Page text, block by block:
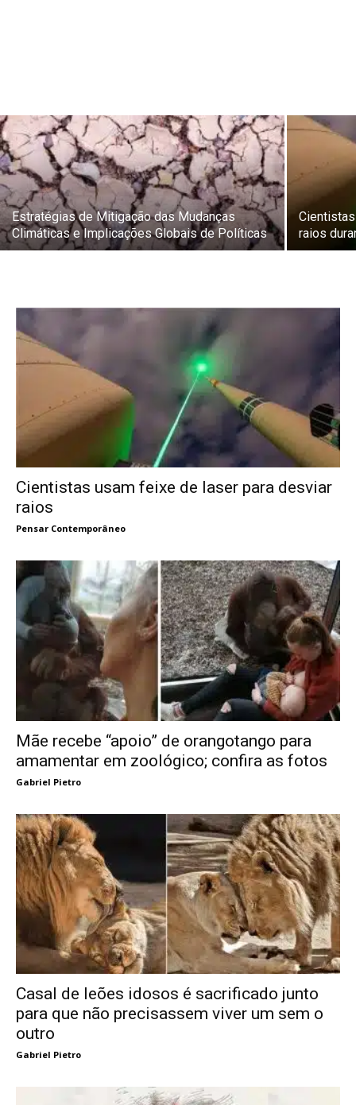
Estratégias de Mitigação das Mudanças
Climáticas e Implicações Globais de Políticas
raios
Cientistas usam feixe de laser para desviar
raios
Pensar Contemporâneo
Mãe recebe “apoio” de orangotango para
amamentar em zoológico; confira as fotos
Gabriel Pietro
Casal de leões idosos é sacrificado junto
para que não precisassem viver um sem o
outro
Gabriel Pietro